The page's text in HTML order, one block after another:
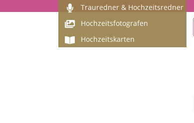
Trauredner & Hochzeitsredner
Hochzeitsfotografen
Hochzeitskarten